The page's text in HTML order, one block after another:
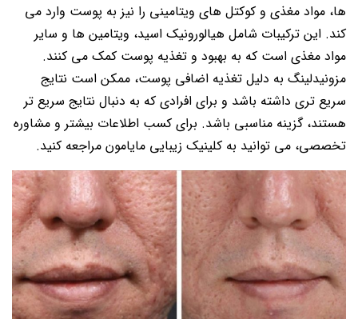
ها، مواد مغذی و کوکتل های ویتامینی را نیز به پوست وارد می
کند. این ترکیبات شامل هیالورونیک اسید، ویتامین ها و سایر
مواد مغذی است که به بهبود و تغذیه پوست کمک می کنند.
مزونیدلینگ به دلیل تغذیه اضافی پوست، ممکن است نتایج
سریع تری داشته باشد و برای افرادی که به دنبال نتایج سریع تر
هستند، گزینه مناسبی باشد. برای کسب اطلاعات بیشتر و مشاوره
تخصصی، می توانید به کلینیک زیبایی مایامون مراجعه کنید.